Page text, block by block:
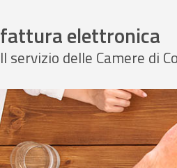
fattura elettronica
Il servizio delle Camere di